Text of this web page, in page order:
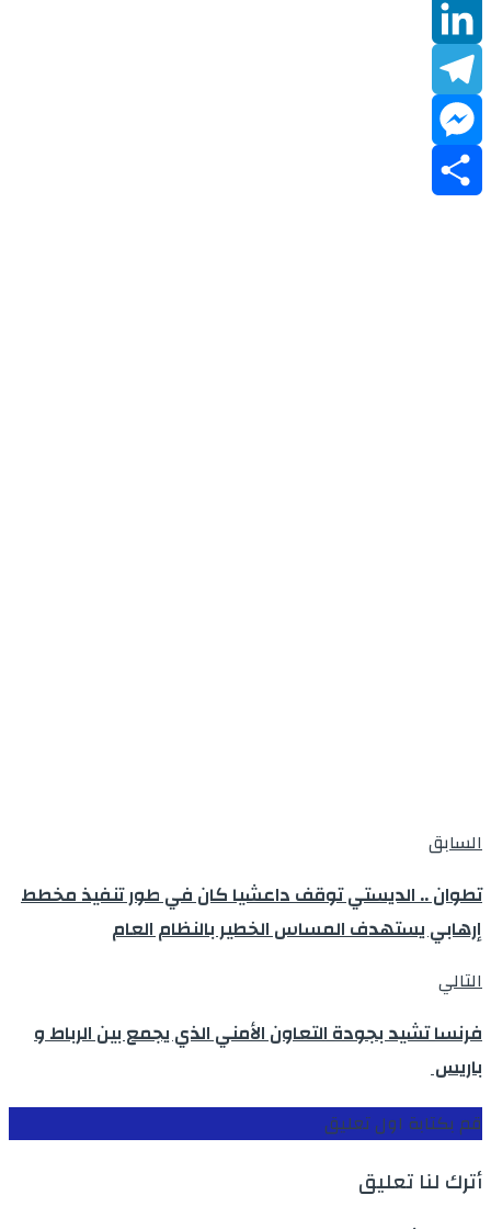
WhatsApp
LinkedIn
Telegram
Messenger
السابق
تطوان .. الديستي توقف داعشيا كان في طور تنفيذ مخطط
إرهابي يستهدف المساس الخطير بالنظام العام
التالي
فرنسا تشيد بجودة التعاون الأمني الذي يجمع بين الرباط و
باريس
قم بكتابة اول تعليق
أترك لنا تعليق